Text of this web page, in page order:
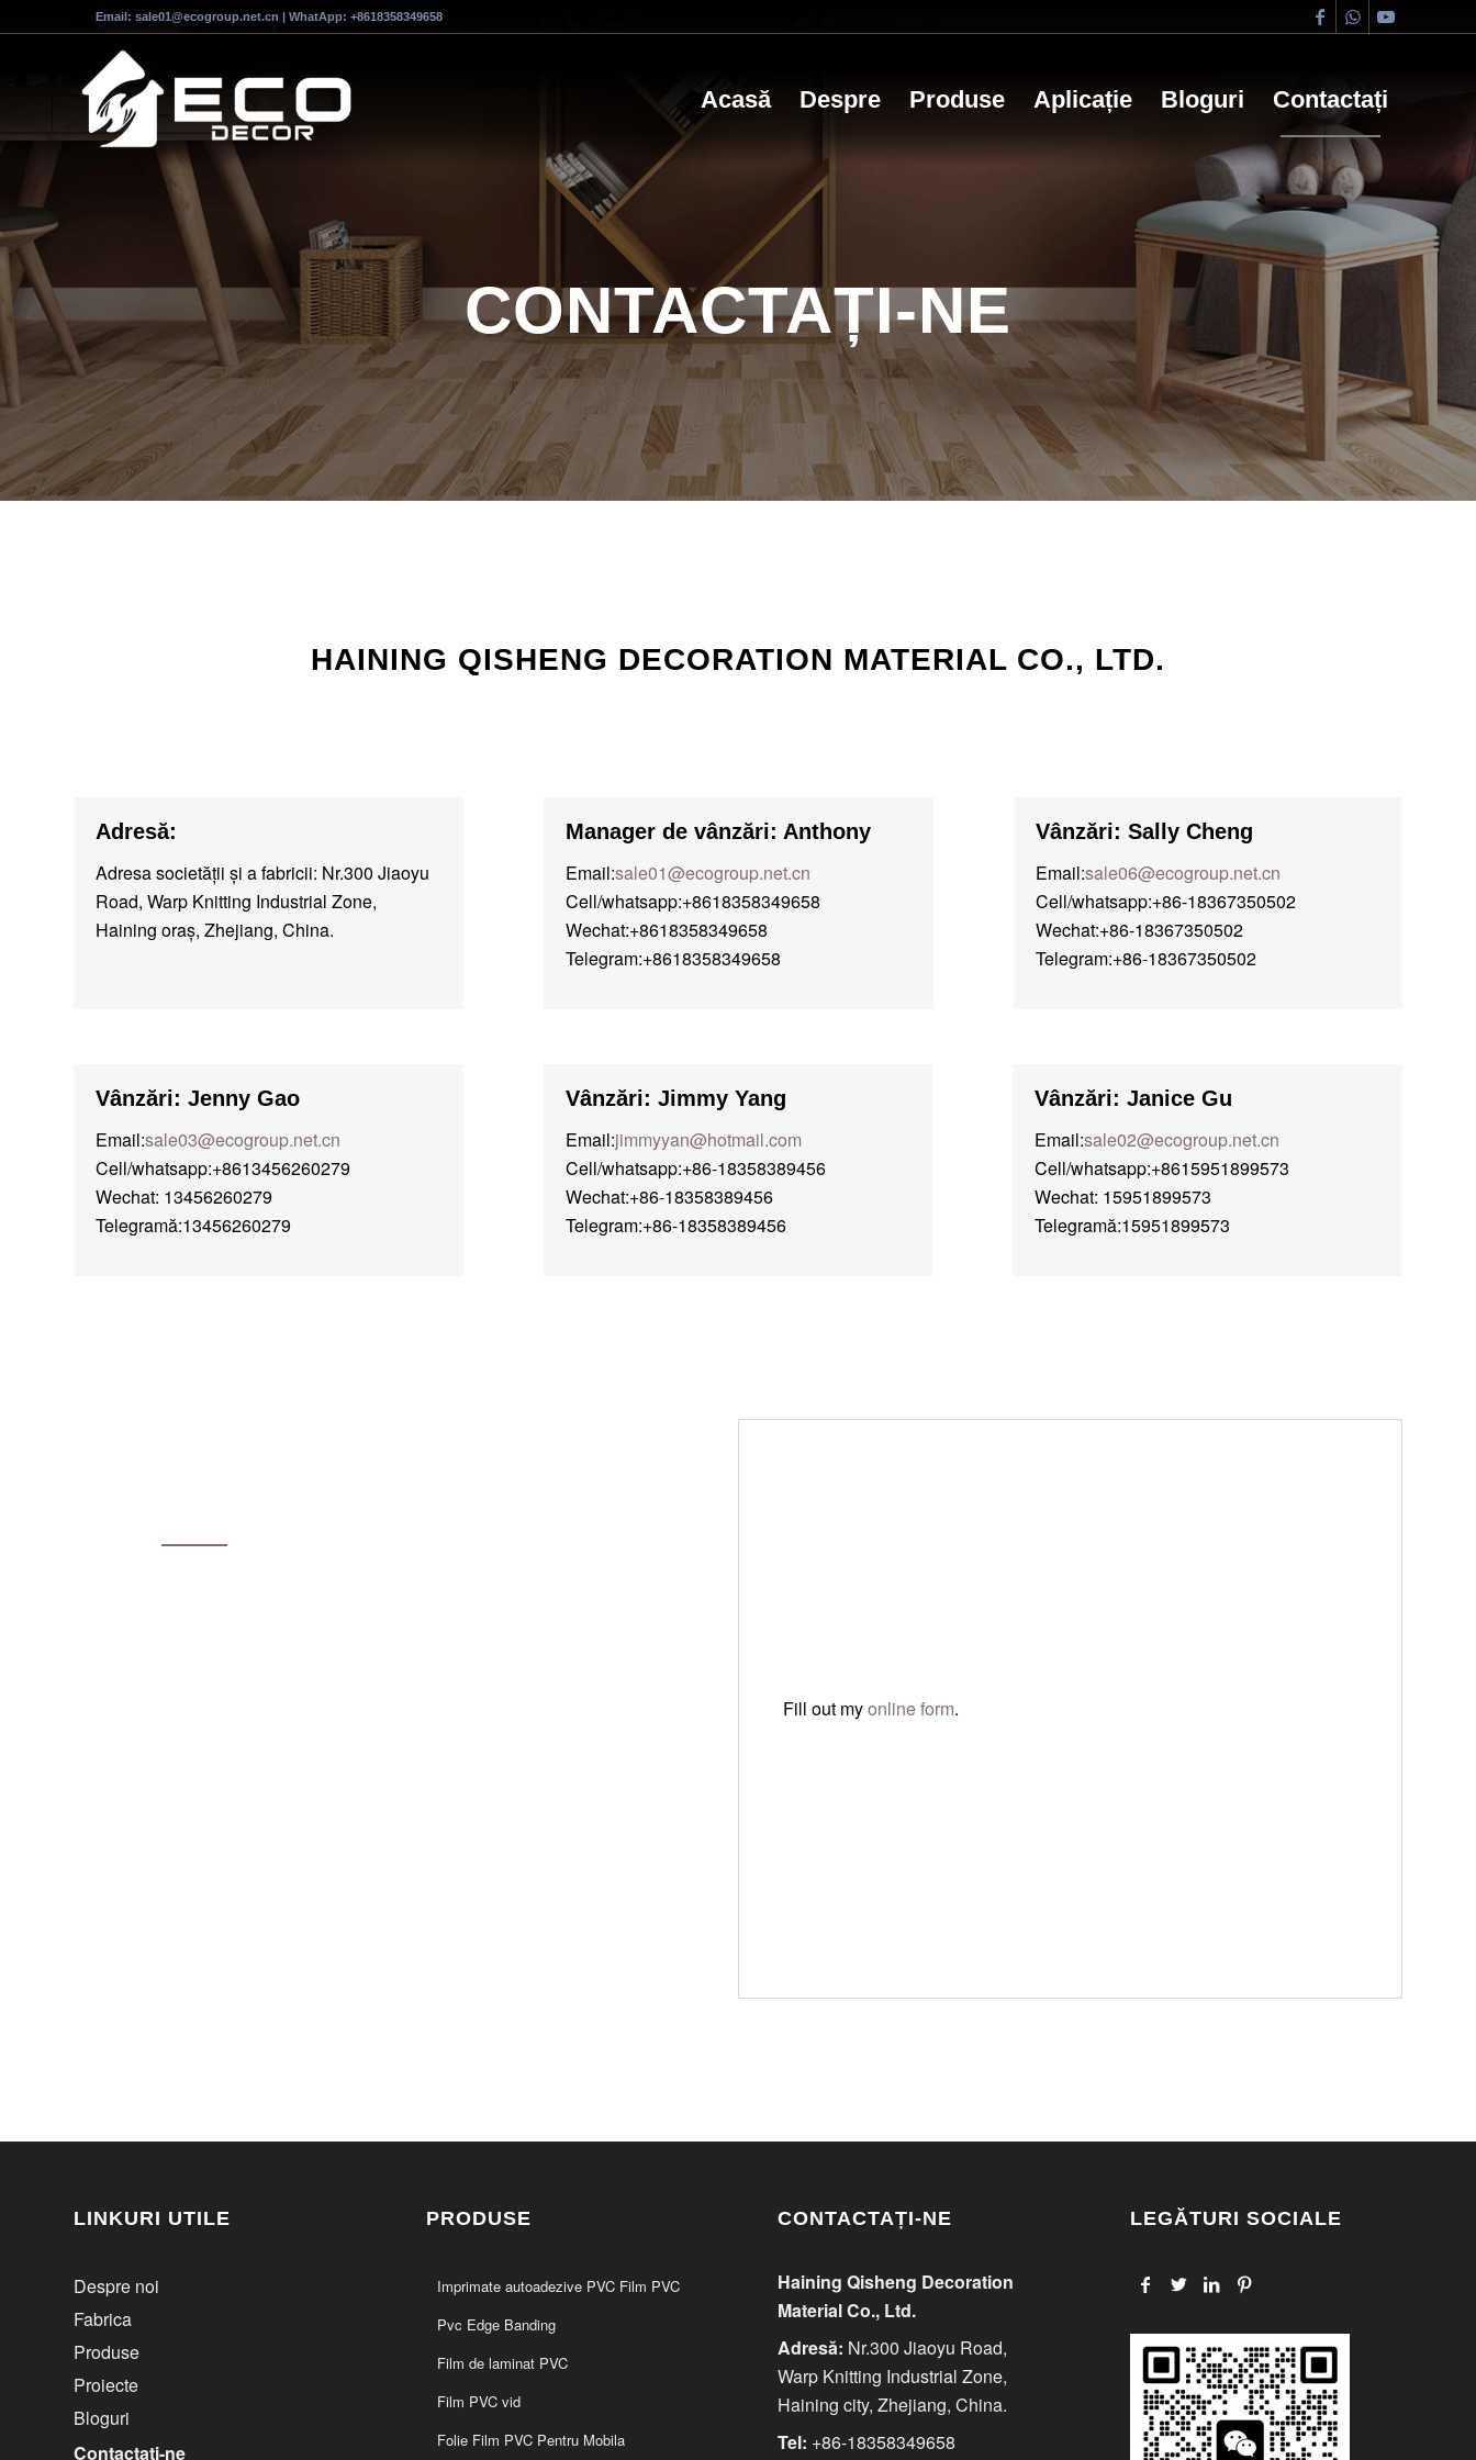
Email: sale01@ecogroup.net.cn | WhatApp: +8618358349658
Acasă Despre Produse Aplicație Bloguri Contactați
CONTACTAȚI-NE
HAINING QISHENG DECORATION MATERIAL CO., LTD.
Adresă:
Adresa societății și a fabricii: Nr.300 Jiaoyu
Road, Warp Knitting Industrial Zone,
Haining oraș, Zhejiang, China.
Manager de vânzări: Anthony
Email:sale01@ecogroup.net.cn
Cell/whatsapp:+8618358349658
Wechat:+8618358349658
Telegram:+8618358349658
Vânzări: Sally Cheng
Email:sale06@ecogroup.net.cn
Cell/whatsapp:+86-18367350502
Wechat:+86-18367350502
Telegram:+86-18367350502
Vânzări: Jenny Gao
Email:sale03@ecogroup.net.cn
Cell/whatsapp:+8613456260279
Wechat: 13456260279
Telegramă:13456260279
Vânzări: Jimmy Yang
Email:jimmyyan@hotmail.com
Cell/whatsapp:+86-18358389456
Wechat:+86-18358389456
Telegram:+86-18358389456
Vânzări: Janice Gu
Email:sale02@ecogroup.net.cn
Cell/whatsapp:+8615951899573
Wechat: 15951899573
Telegramă:15951899573
Fill out myonline form.
LINKURI UTILE
Despre noi
Fabrica
Produse
Proiecte
Bloguri
Contactați-ne
PRODUSE
Imprimate autoadezive PVC Film PVC
Pvc Edge Banding
Film de laminat PVC
Film PVC vid
Folie Film PVC Pentru Mobila
CONTACTAȚI-NE
Haining Qisheng Decoration
Material Co., Ltd.
Adresă: Nr.300 Jiaoyu Road,
Warp Knitting Industrial Zone,
Haining city, Zhejiang, China.
Tel: +86-18358349658
LEGĂTURI SOCIALE